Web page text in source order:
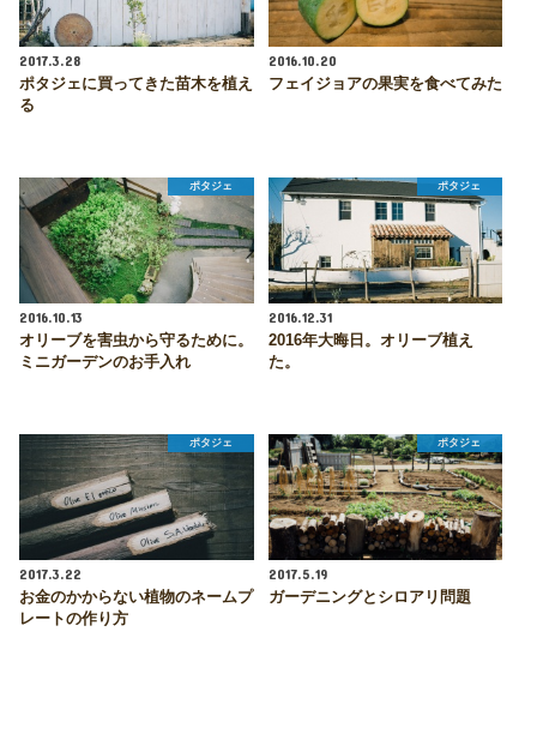
2017.3.28
ポタジェに買ってきた苗木を植え
る
2016.10.20
フェイジョアの果実を食べてみた
ポタジェ
2016.10.13
オリーブを害虫から守るために。
ミニガーデンのお手入れ
ポタジェ
2016.12.31
2016年大晦日。オリーブ植え
た。
ポタジェ
2017.3.22
お金のかからない植物のネームプ
レートの作り方
ポタジェ
2017.5.19
ガーデニングとシロアリ問題